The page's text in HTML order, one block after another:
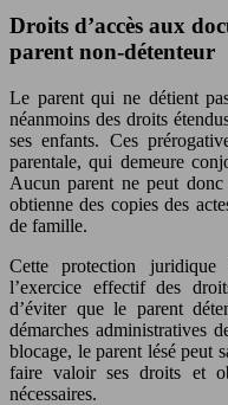
Droits d’accès aux
parent non-détenteur
Le parent qui ne détient
néanmoins des droits
ses enfants. Ces
parentale, qui demeure
Aucun parent ne peut donc
obtienne des copies des
de famille.
Cette protection
l’exercice effectif des
d’éviter que le parent
démarches administratives
blocage, le parent lésé peut
faire valoir ses droits et
nécessaires.